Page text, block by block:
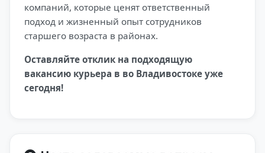
компаний, которые ценят ответственный
подход и жизненный опыт сотрудников
старшего возраста в районах.
Оставляйте отклик на подходящую
вакансию курьера в во Владивостоке уже
сегодня!